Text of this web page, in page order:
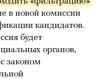
в новой комиссии
кандидатов.
будет
органов,
законом